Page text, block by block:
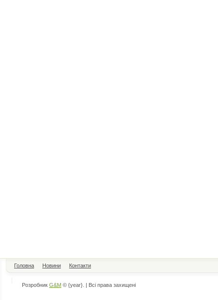
Головна Новини Контакти
Розробник G&M © {year}. | Всі права захищені